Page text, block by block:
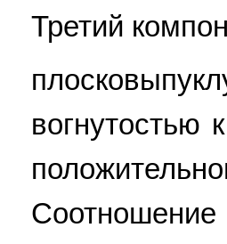
Третий
вогнутостью